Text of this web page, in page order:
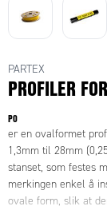
PARTEX
PROFILER
PO
er en ovalformet
1,3mm til 28mm
stanset, som festes
merkingen enkel å
ovale form, slik at